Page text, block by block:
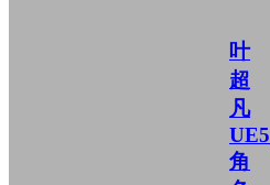
叶
超
凡
UE5
角